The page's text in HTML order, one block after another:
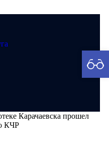
Карачаевска прошел
КЧР